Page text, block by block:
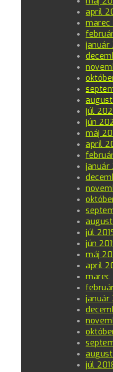
apríl
marec
január
júl
jún
máj
apríl
január
júl
jún
máj
apríl
marec
január
júl